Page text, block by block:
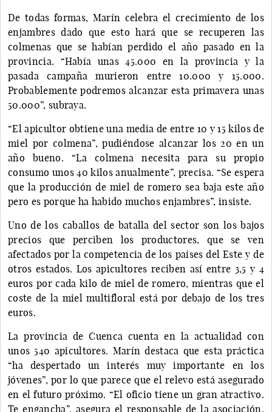
De todas formas, Marín celebra el crecimiento de los
enjambres dado que esto hará que se recuperen las
colmenas que se habían perdido el año pasado en la
provincia. “Había unas 45.000 en la provincia y la
pasada campaña murieron entre 10.000 y 15.000.
Probablemente podremos alcanzar esta primavera unas
50.000”, subraya.
“El apicultor obtiene una media de entre 10 y 15 kilos de
miel por colmena”, pudiéndose alcanzar los 20 en un
año bueno. “La colmena necesita para su propio
consumo unos 40 kilos anualmente”, precisa. “Se espera
que la producción de miel de romero sea baja este año
pero es porque ha habido muchos enjambres”, insiste.
Uno de los caballos de batalla del sector son los bajos
precios que perciben los productores, que se ven
afectados por la competencia de los países del Este y de
otros estados. Los apicultores reciben así entre 3,5 y 4
euros por cada kilo de miel de romero, mientras que el
coste de la miel multifloral está por debajo de los tres
euros.
La provincia de Cuenca cuenta en la actualidad con
unos 540 apicultores. Marín destaca que esta práctica
“ha despertado un interés muy importante en los
jóvenes”, por lo que parece que el relevo está asegurado
en el futuro próximo. “El oficio tiene un gran atractivo.
Te engancha”, asegura el responsable de la asociación,